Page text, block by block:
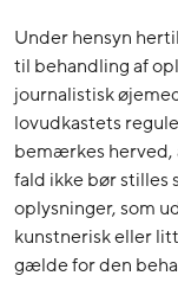
Under hensyn
til behandling af
journalistisk
lovudkastets
bemærkes herved,
fald ikke bør stilles
oplysninger, som
kunstnerisk eller
gælde for den